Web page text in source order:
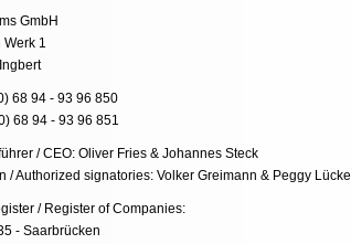
GmbH
Werk 1
68 94 - 93 96 850
68 94 - 93 96 851
/ CEO: Oliver Fries & Johannes Steck
/ Authorized signatories: Volker Greimann & Peggy Lücke
/ Register of Companies:
- Saarbrücken